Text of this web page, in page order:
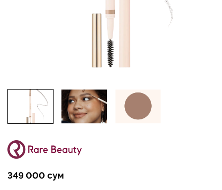
349 000 сум